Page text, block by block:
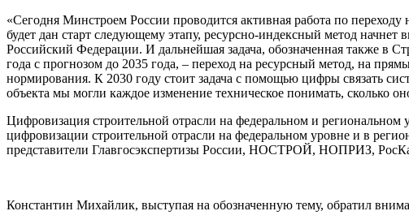
«Сегодня Минстроем России проводится активная работа по
будет дан старт следующему этапу, ресурсно-индексный метод
Российский Федерации. И дальнейшая задача, обозначенная также в
года с прогнозом до 2035 года, – переход на ресурсный метод, на
нормирования. К 2030 году стоит задача с помощью цифры связать
объекта мы могли каждое изменение техническое понимать, сколько
Цифровизация строительной отрасли на федеральном и
цифровизации строительной отрасли на федеральном уровне и в
представители Главгосэкспертизы России, НОСТРОЙ, НОПРИЗ,
Константин Михайлик, выступая на обозначенную тему, обратил